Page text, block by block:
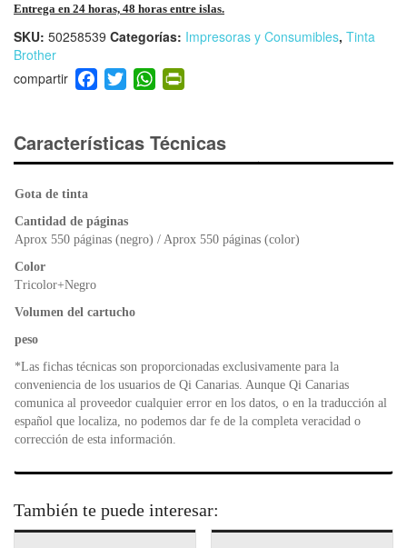
Entrega en 24 horas, 48 horas entre islas.
SKU: 50258539 Categorías: Impresoras y Consumibles, Tinta
Brother
F
a
e
b
k
T
wi
er
W
h
s
A
ri
e
y
Características Técnicas
Gota de tinta
Cantidad de páginas
Aprox 550 páginas (negro) / Aprox 550 páginas (color)
Color
Tricolor+Negro
Volumen del cartucho
peso
*Las fichas técnicas son proporcionadas exclusivamente para la
conveniencia de los usuarios de Qi Canarias. Aunque Qi Canarias
comunica al proveedor cualquier error en los datos, o en la traducción al
español que localiza, no podemos dar fe de la completa veracidad o
corrección de esta información.
También te puede interesar: